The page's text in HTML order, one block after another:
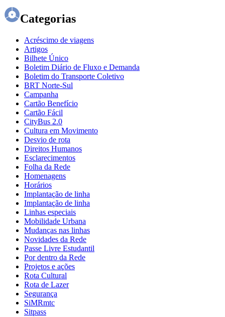
Categorias
Acréscimo de viagens
Artigos
Bilhete Único
Boletim Diário de Fluxo e Demanda
Boletim do Transporte Coletivo
BRT Norte-Sul
Campanha
Cartão Benefício
Cartão Fácil
CityBus 2.0
Cultura em Movimento
Desvio de rota
Direitos Humanos
Esclarecimentos
Folha da Rede
Homenagens
Horários
Implantação de linha
Implantação de linha
Linhas especiais
Mobilidade Urbana
Mudanças nas linhas
Novidades da Rede
Passe Livre Estudantil
Por dentro da Rede
Projetos e ações
Rota Cultural
Rota de Lazer
Segurança
SiMRmtc
Sitpass